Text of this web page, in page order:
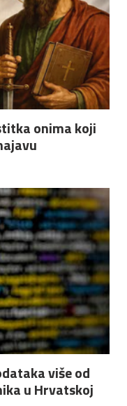
onima koji
više od
u Hrvatskoj